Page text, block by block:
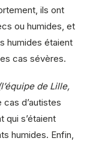
ils ont
ou humides, et
humides étaient
cas sévères.
de Lille,
d’autistes
qui s’étaient
humides. Enfin,